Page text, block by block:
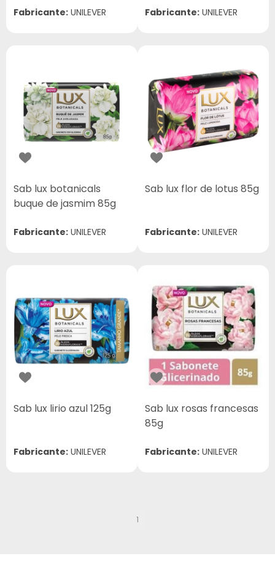
Fabricante: UNILEVER Fabricante: UNILEVER
Sab lux botanicals
buque de jasmim 85g
Fabricante: UNILEVER
Sab lux flor de lotus 85g
Fabricante: UNILEVER
Sab lux lirio azul 125g
Fabricante: UNILEVER
Sab lux rosas francesas
85g
Fabricante: UNILEVER
1